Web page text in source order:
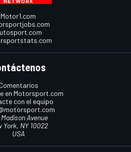
Motor1.com
en Motorsport.com
con el equipo
Avenue
York, NY 10022
USA